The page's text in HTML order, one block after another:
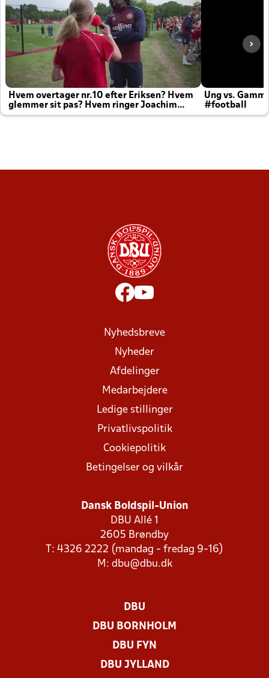
Hvem overtager nr.10 efter Eriksen? Hvem
glemmer sit pas? Hvem ringer Joachim
altid til efter kampe?
Ung vs.
#football
Nyhedsbreve
Nyheder
Afdelinger
Medarbejdere
Ledige stillinger
Privatlivspolitik
Cookiepolitik
Betingelser og vilkår
Dansk Boldspil-Union
DBU Allé 1
2605 Brøndby
T: 4326 2222 (mandag - fredag 9-16)
M: dbu@dbu.dk
DBU
DBU BORNHOLM
DBU FYN
DBU JYLLAND